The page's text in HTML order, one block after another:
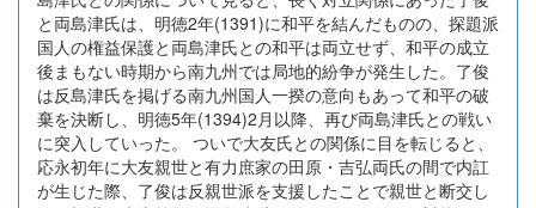
と両島津氏は、明徳2年(1391)に和平を結んだものの、探題派
国人の権益保護と両島津氏との和平は両立せず、和平の成立
後まもない時期から南九州では局地的紛争が発生した。了俊
は反島津氏を掲げる南九州国人一揆の意向もあって和平の破
棄を決断し、明徳5年(1394)2月以降、再び両島津氏との戦い
に突入していった。 ついで大友氏との関係に目を転じると、
応永初年に大友親世と有力庶家の田原・吉弘両氏の間で内訌
が生じた際、了俊は反親世派を支援したことで親世と断交し